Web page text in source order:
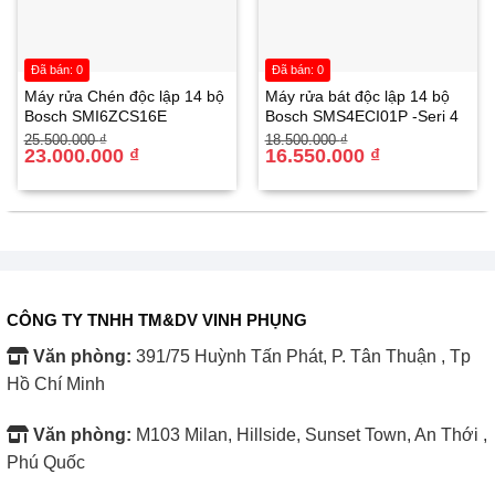
lít VH-408W3L
Trưng bày và sử dụng tiện lợi
Tủ mát Sanaky 340 lít VH-408W3L được trang bị hệ thống
đèn LED chiếu sáng đều khắp không gian bên trong, giúp
Máy rửa Chén độc lập 14 bộ
Bosch SMI6ZCS16E
25.500.000₫
Giá
gốc
là:
23.000.000 ₫
Giá
hiện
tại
23.000.000 ₫.
Đã bán: 0
Máy rửa bát độc lập 14 bộ
Bosch SMS4ECI01P -Seri 4
18.500.000₫
Giá
gốc
là:
16.550.000 ₫
Giá
hiện
tại
16.550.000 ₫.
Đã bán: 0
CÔNG TY TNHH TM&DV VINH PHỤNG
Văn phòng: 391/75 Huỳnh Tấn Phát, P. Tân Thuận , Tp
Hồ Chí Minh
Văn phòng: M103 Milan, Hillside, Sunset Town, An Thới ,
Phú Quốc